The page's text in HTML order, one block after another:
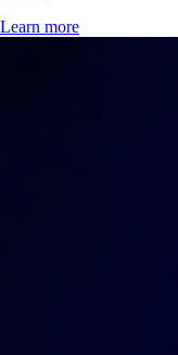
Learn more